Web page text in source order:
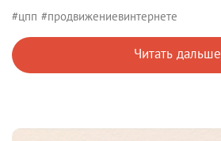
#цпп #продвижениевинтернете
Читать дальше